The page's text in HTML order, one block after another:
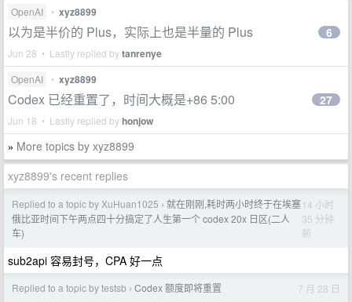
OpenAI • xyz8899
以为是半价的 Plus，实际上也是半量的 Plus
Jun 28 • Lastly replied bytanrenye
6
OpenAI • xyz8899
Codex 已经重置了，时间大概是+86 5:00
Jun 18 • Lastly replied byhonjow
27
» More topics by xyz8899
xyz8899's recent replies
Replied to a topic by XuHuan1025 › 就在刚刚,耗时两小时终于在埃塞
俄比亚时间下午两点四十分搞定了人生第一个 codex 20x 日区(二人
车)
14 小时
35 分钟
前
sub2api 容易封号，CPA 好一点
Replied to a topic by testsb › Codex 额度即将重置 7 月 28 日